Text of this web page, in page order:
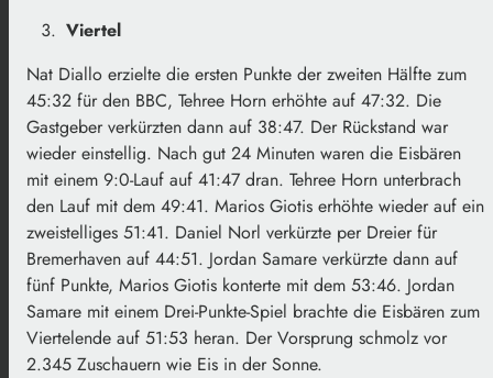
Viertel
Nat Diallo erzielte die ersten Punkte der zweiten Hälfte zum
45:32 für den BBC, Tehree Horn erhöhte auf 47:32. Die
Gastgeber verkürzten dann auf 38:47. Der Rückstand war
wieder einstellig. Nach gut 24 Minuten waren die Eisbären
mit einem 9:0-Lauf auf 41:47 dran. Tehree Horn unterbrach
den Lauf mit dem 49:41. Marios Giotis erhöhte wieder auf ein
zweistelliges 51:41. Daniel Norl verkürzte per Dreier für
Bremerhaven auf 44:51. Jordan Samare verkürzte dann auf
fünf Punkte, Marios Giotis konterte mit dem 53:46. Jordan
Samare mit einem Drei-Punkte-Spiel brachte die Eisbären zum
Viertelende auf 51:53 heran. Der Vorsprung schmolz vor
2.345 Zuschauern wie Eis in der Sonne.